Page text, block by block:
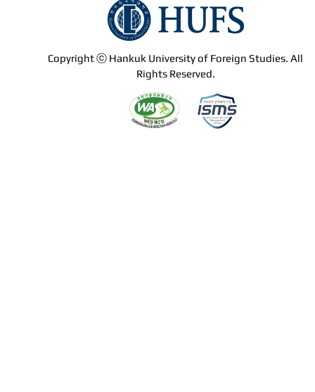
Copyright ⓒ Hankuk University of Foreign Studies. All
Rights Reserved.